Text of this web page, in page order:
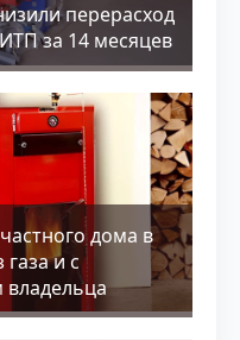
перерасход
за 14 месяцев
дома в
и с